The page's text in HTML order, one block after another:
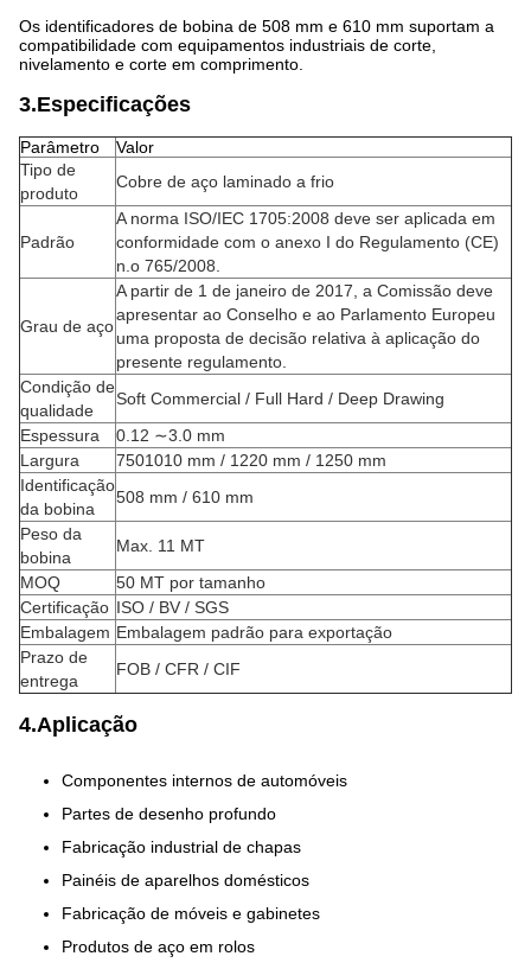
Os identificadores de bobina de 508 mm e 610 mm suportam a
compatibilidade com equipamentos industriais de corte,
nivelamento e corte em comprimento.
3.Especificações
Parâmetro
Valor
Tipo de
produto
Cobre de aço laminado a frio
Padrão
A norma ISO/IEC 1705:2008 deve ser aplicada em
conformidade com o anexo I do Regulamento (CE)
n.o 765/2008.
Grau de aço
A partir de 1 de janeiro de 2017, a Comissão deve
apresentar ao Conselho e ao Parlamento Europeu
uma proposta de decisão relativa à aplicação do
presente regulamento.
Condição de
qualidade
Soft Commercial / Full Hard / Deep Drawing
Espessura
0.12 ∼3.0 mm
Largura
7501010 mm / 1220 mm / 1250 mm
Identificação
da bobina
508 mm / 610 mm
Peso da
bobina
Max. 11 MT
MOQ
50 MT por tamanho
Certificação ISO / BV / SGS
Embalagem Embalagem padrão para exportação
Prazo de
entrega
FOB / CFR / CIF
4.Aplicação
Componentes internos de automóveis
Partes de desenho profundo
Fabricação industrial de chapas
Painéis de aparelhos domésticos
Fabricação de móveis e gabinetes
Produtos de aço em rolos